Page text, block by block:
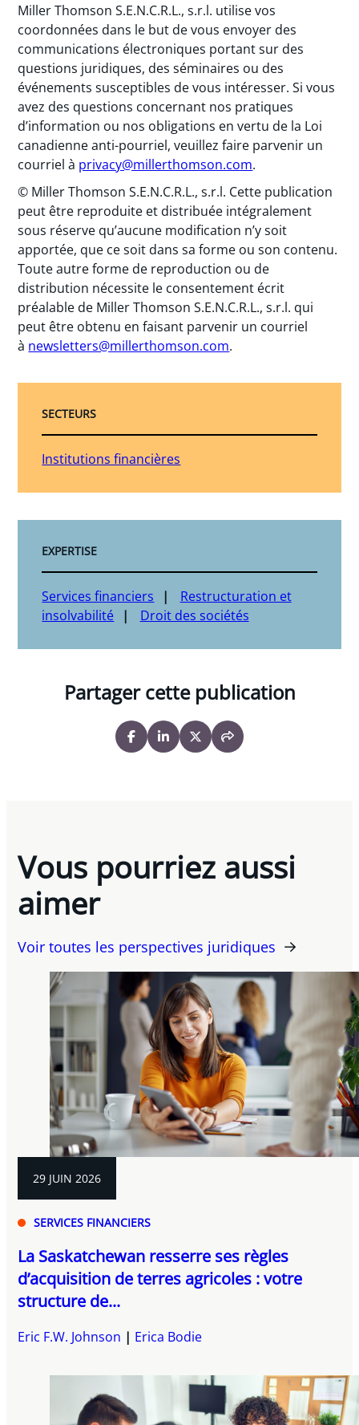
Miller Thomson S.E.N.C.R.L., s.r.l. utilise vos
coordonnées dans le but de vous envoyer des
communications électroniques portant sur des
questions juridiques, des séminaires ou des
événements susceptibles de vous intéresser. Si vous
avez des questions concernant nos pratiques
d’information ou nos obligations en vertu de la Loi
canadienne anti-pourriel, veuillez faire parvenir un
courriel à privacy@millerthomson.com.
© Miller Thomson S.E.N.C.R.L., s.r.l. Cette publication
peut être reproduite et distribuée intégralement
sous réserve qu’aucune modification n’y soit
apportée, que ce soit dans sa forme ou son contenu.
Toute autre forme de reproduction ou de
distribution nécessite le consentement écrit
préalable de Miller Thomson S.E.N.C.R.L., s.r.l. qui
peut être obtenu en faisant parvenir un courriel
à newsletters@millerthomson.com.
SECTEURS
Institutions financières
EXPERTISE
Services financiers
Restructuration et
insolvabilité
Droit des sociétés
Partager cette publication
Vous pourriez aussi
aimer
Voir toutes les perspectives juridiques
29 JUIN 2026
SERVICES FINANCIERS
La Saskatchewan resserre ses règles
d’acquisition de terres agricoles : votre
structure de...
Eric F.W. Johnson Erica Bodie